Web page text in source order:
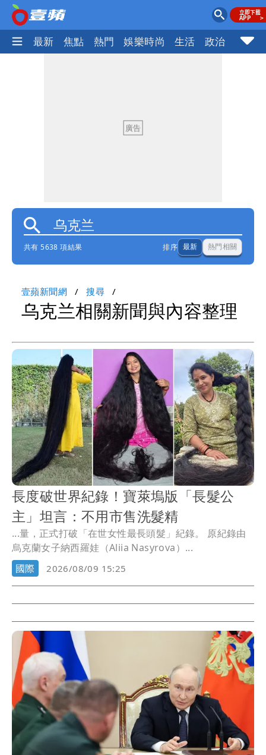
最新 焦點 熱門 娛樂時尚 生活 政治 社會
共有 5638 項結果 排序 最新 熱門相關
壹蘋新聞網 搜尋
乌克兰相關新聞與內容整理
長度破世界紀錄！寶萊塢版「長髮公
主」坦言：不用市售洗髮精
...量，正式打破「在世女性最長頭髮」紀錄。 原紀錄由
烏克蘭女子納西羅娃（Aliia Nasyrova）...
國際
2026/08/09 15:25